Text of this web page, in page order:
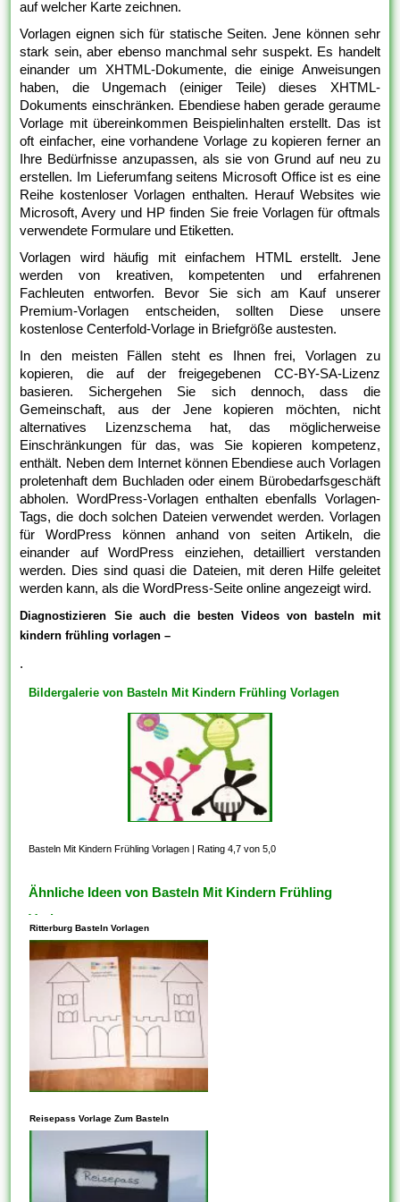
auf welcher Karte zeichnen.
Vorlagen eignen sich für statische Seiten. Jene können sehr
stark sein, aber ebenso manchmal sehr suspekt. Es handelt
einander um XHTML-Dokumente, die einige Anweisungen
haben, die Ungemach (einiger Teile) dieses XHTML-
Dokuments einschränken. Ebendiese haben gerade geraume
Vorlage mit übereinkommen Beispielinhalten erstellt. Das ist
oft einfacher, eine vorhandene Vorlage zu kopieren ferner an
Ihre Bedürfnisse anzupassen, als sie von Grund auf neu zu
erstellen. Im Lieferumfang seitens Microsoft Office ist es eine
Reihe kostenloser Vorlagen enthalten. Herauf Websites wie
Microsoft, Avery und HP finden Sie freie Vorlagen für oftmals
verwendete Formulare und Etiketten.
Vorlagen wird häufig mit einfachem HTML erstellt. Jene
werden von kreativen, kompetenten und erfahrenen
Fachleuten entworfen. Bevor Sie sich am Kauf unserer
Premium-Vorlagen entscheiden, sollten Diese unsere
kostenlose Centerfold-Vorlage in Briefgröße austesten.
In den meisten Fällen steht es Ihnen frei, Vorlagen zu
kopieren, die auf der freigegebenen CC-BY-SA-Lizenz
basieren. Sichergehen Sie sich dennoch, dass die
Gemeinschaft, aus der Jene kopieren möchten, nicht
alternatives Lizenzschema hat, das möglicherweise
Einschränkungen für das, was Sie kopieren kompetenz,
enthält. Neben dem Internet können Ebendiese auch Vorlagen
proletenhaft dem Buchladen oder einem Bürobedarfsgeschäft
abholen. WordPress-Vorlagen enthalten ebenfalls Vorlagen-
Tags, die doch solchen Dateien verwendet werden. Vorlagen
für WordPress können anhand von seiten Artikeln, die
einander auf WordPress einziehen, detailliert verstanden
werden. Dies sind quasi die Dateien, mit deren Hilfe geleitet
werden kann, als die WordPress-Seite online angezeigt wird.
Diagnostizieren Sie auch die besten Videos von basteln mit
kindern frühling vorlagen –
.
Bildergalerie von Basteln Mit Kindern Frühling Vorlagen
Basteln Mit Kindern Frühling Vorlagen |Rating 4,7 von 5,0
Ähnliche Ideen von Basteln Mit Kindern Frühling
Vorlagen
Ritterburg Basteln Vorlagen
dieses Ihnen frei, Vorlagen zu
kopieren, die auf der
freigegebenen CC-BY-SA-
Lizenz basieren. Vergewissern
Reisepass Vorlage Zum Basteln